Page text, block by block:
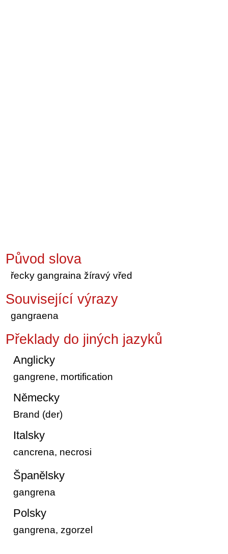
Původ slova
řecky gangraina žíravý vřed
Související výrazy
gangraena
Překlady do jiných jazyků
Anglicky
gangrene, mortification
Německy
Brand (der)
Italsky
cancrena, necrosi
Španělsky
gangrena
Polsky
gangrena, zgorzel